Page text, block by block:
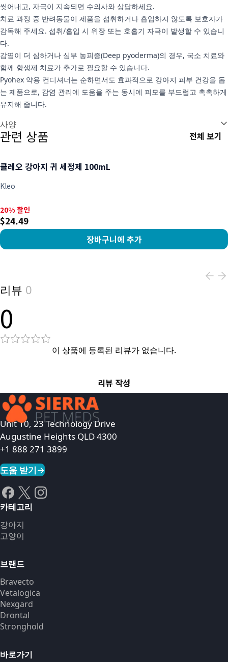
씻어내고, 자극이 지속되면 수의사와 상담하세요.
치료 과정 중 반려동물이 제품을 섭취하거나 흡입하지 않도록 보호자가
감독해 주세요. 섭취/흡입 시 위장 또는 호흡기 자극이 발생할 수 있습니
다.
감염이 더 심하거나 심부 농피증(Deep pyoderma)의 경우, 국소 치료와
함께 항생제 치료가 추가로 필요할 수 있습니다.
Pyohex 약용 컨디셔너는 순하면서도 효과적으로 강아지 피부 건강을 돕
는 제품으로, 감염 관리에 도움을 주는 동시에 피모를 부드럽고 촉촉하게
유지해 줍니다.
사양
관련 상품 전체 보기
클레오 강아지 귀 세정제 100mL
Kleo
20% 할인, $24.49
20% 할인
$24.49
장바구니에 추가
리뷰 0
0
이 상품에 등록된 리뷰가 없습니다.
리뷰 작성
Unit 10, 23 Technology Drive
Augustine Heights QLD 4300
+1 888 271 3899
도움 받기→
카테고리
강아지
고양이
브랜드
Bravecto
Vetalogica
Nexgard
Drontal
Stronghold
바로가기